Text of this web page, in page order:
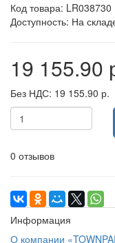
Код товара: LR038730
Доступность: На
19 155.90
Без НДС: 19 155.90 р.
0 отзывов
Информация
О компании